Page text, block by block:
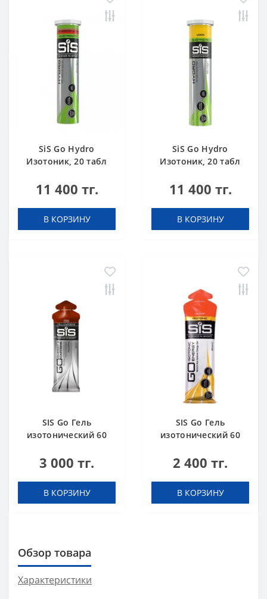
SiS Go Hydro
Изотоник, 20 табл
Лайм
11 400 тг.
В КОРЗИНУ
SiS Go Hydro
Изотоник, 20 табл
11 400 тг.
В КОРЗИНУ
SIS Go Гель
изотонический 60
Кола
3 000 тг.
В КОРЗИНУ
SIS Go Гель
изотонический 60
2 400 тг.
В КОРЗИНУ
Обзор товара
Характеристики